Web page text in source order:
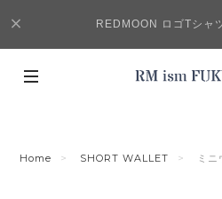
REDMOON ロゴTシャ
Home SHORT WALLET ミニ